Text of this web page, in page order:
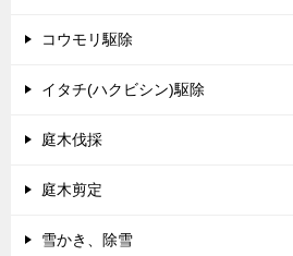
コウモリ駆除
イタチ(ハクビシン)駆除
庭木伐採
庭木剪定
雪かき、除雪